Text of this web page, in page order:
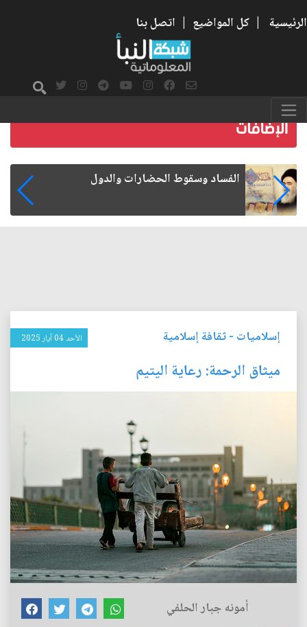
الرئيسية | كل المواضيع | اتصل بنا
رواتب الموظفين على صفيح ساخن
إسلاميات -ثقافة إسلامية الأحد 04 آيار 2025
ميثاق الرحمة: رعاية اليتيم
أمونه جبار الحلفي